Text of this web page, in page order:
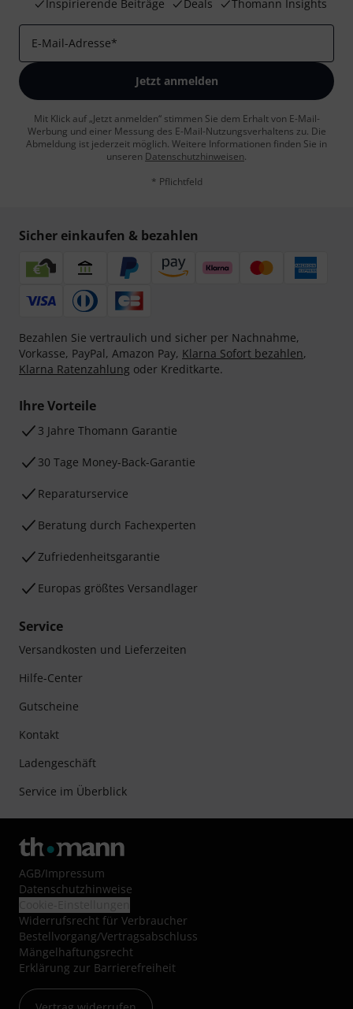
Inspirierende Beiträge
Deals Thomann Insights
E-Mail-Adresse*
Jetzt anmelden
Mit Klick auf „Jetzt anmelden“ stimmen Sie dem Erhalt von E-Mail-
Werbung und einer Messung des E-Mail-Nutzungsverhaltens zu. Die
Abmeldung ist jederzeit möglich. Weitere Informationen finden Sie in
unseren Datenschutzhinweisen.
* Pflichtfeld
Sicher einkaufen & bezahlen
Bezahlen Sie vertraulich und sicher per Nachnahme,
Vorkasse, PayPal, Amazon Pay, Klarna Sofort bezahlen,
Klarna Ratenzahlung oder Kreditkarte.
Ihre Vorteile
3 Jahre Thomann Garantie
30 Tage Money-Back-Garantie
Reparaturservice
Beratung durch Fachexperten
Zufriedenheitsgarantie
Europas größtes Versandlager
Service
Versandkosten und Lieferzeiten
Hilfe-Center
Gutscheine
Kontakt
Ladengeschäft
Service im Überblick
AGB/Impressum
Datenschutzhinweise
Widerrufsrecht für Verbraucher
Bestellvorgang/Vertragsabschluss
Mängelhaftungsrecht
Erklärung zur Barrierefreiheit